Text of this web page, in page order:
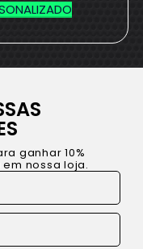
ganhar 10%
nossa loja.